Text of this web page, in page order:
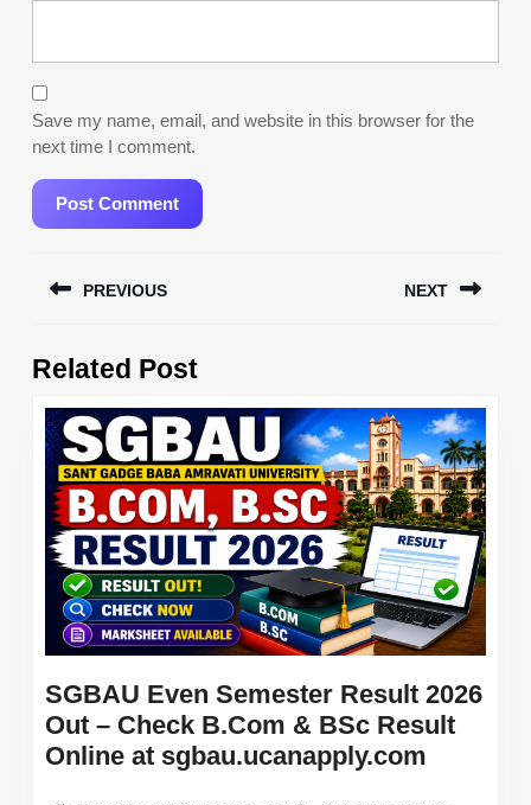
Save my name, email, and website in this browser for the
next time I comment.
navigation
PREVIOUS
post:
NEXT
Related Post
SGBAU Even Semester Result 2026
Out – Check B.Com & BSc Result
Online at sgbau.ucanapply.com